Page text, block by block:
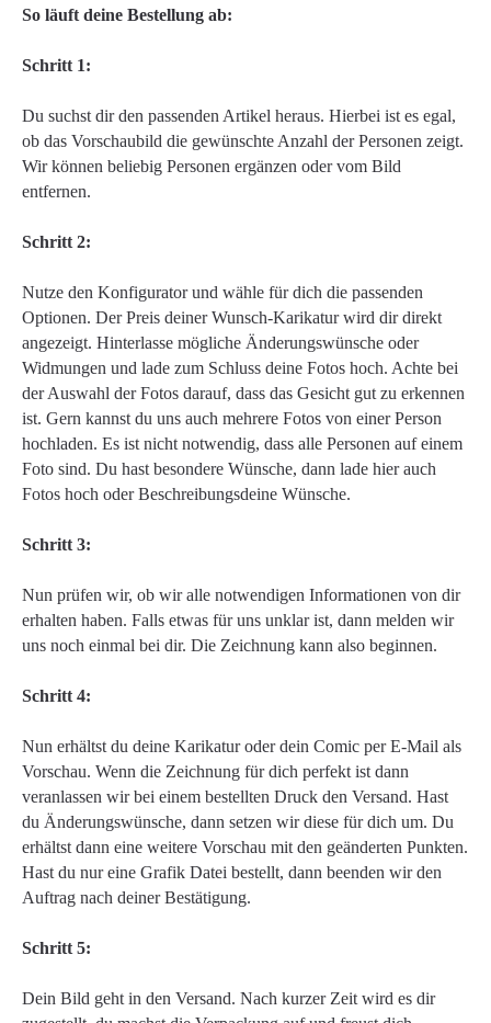
So läuft deine Bestellung ab:
Schritt 1:
Du suchst dir den passenden Artikel heraus. Hierbei ist es egal,
ob das Vorschaubild die gewünschte Anzahl der Personen zeigt.
Wir können beliebig Personen ergänzen oder vom Bild
entfernen.
Schritt 2:
Nutze den Konfigurator und wähle für dich die passenden
Optionen. Der Preis deiner Wunsch-Karikatur wird dir direkt
angezeigt. Hinterlasse mögliche Änderungswünsche oder
Widmungen und lade zum Schluss deine Fotos hoch. Achte bei
der Auswahl der Fotos darauf, dass das Gesicht gut zu erkennen
ist. Gern kannst du uns auch mehrere Fotos von einer Person
hochladen. Es ist nicht notwendig, dass alle Personen auf einem
Foto sind. Du hast besondere Wünsche, dann lade hier auch
Fotos hoch oder Beschreibungsdeine Wünsche.
Schritt 3:
Nun prüfen wir, ob wir alle notwendigen Informationen von dir
erhalten haben. Falls etwas für uns unklar ist, dann melden wir
uns noch einmal bei dir. Die Zeichnung kann also beginnen.
Schritt 4:
Nun erhältst du deine Karikatur oder dein Comic per E-Mail als
Vorschau. Wenn die Zeichnung für dich perfekt ist dann
veranlassen wir bei einem bestellten Druck den Versand. Hast
du Änderungswünsche, dann setzen wir diese für dich um. Du
erhältst dann eine weitere Vorschau mit den geänderten Punkten.
Hast du nur eine Grafik Datei bestellt, dann beenden wir den
Auftrag nach deiner Bestätigung.
Schritt 5:
Dein Bild geht in den Versand. Nach kurzer Zeit wird es dir